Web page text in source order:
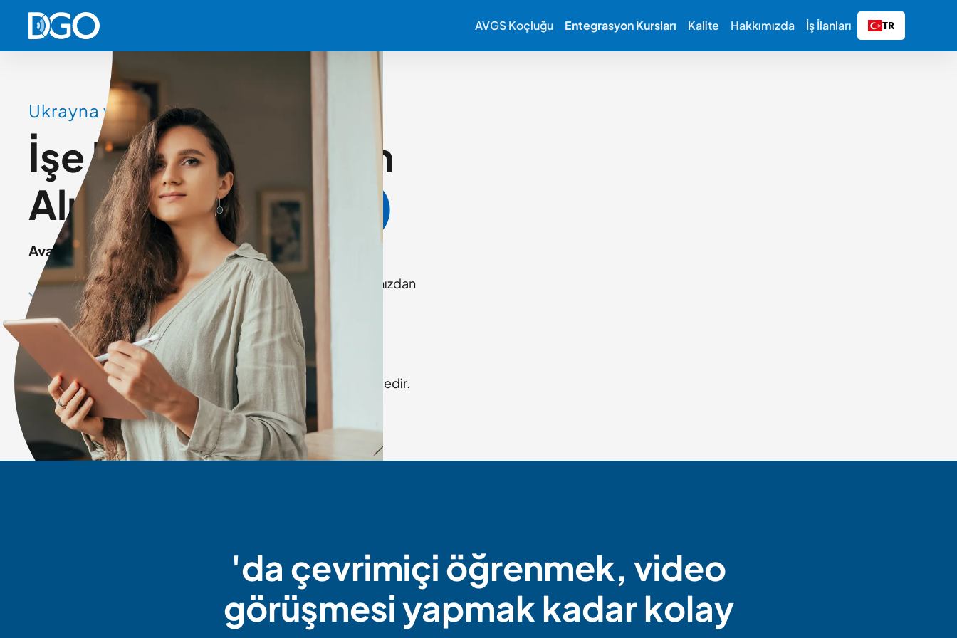
AVGS Koçluğu Entegrasyon Kursları Kalite Hakkımızda İş İlanları TR
Ukrayna vatandaşlar için
İşe hazırlanmak için
Almanca öğrenin
Avantajlarınız
Kullanımı çok kolay olan ve interneti mevcut olan tarafımızdan
sana bir iPAD temin edilecek.
Ukraynaca dilinde de danışmanlık ve koçluk.
%100 Jobcenter
veya İş ve işçi bulma kurumu tarafından finanse edilmektedir.
'da çevrimiçi öğrenmek, video
görüşmesi yapmak kadar kolay